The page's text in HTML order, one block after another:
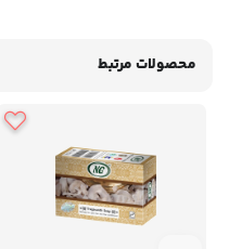
محصولات مرتبط